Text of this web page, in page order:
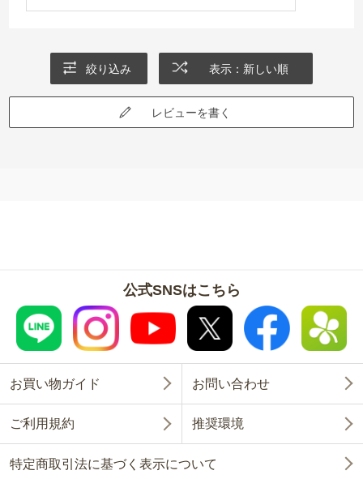
絞り込み 表示：新しい順
レビューを書く
公式SNSはこちら
お買い物ガイド お問い合わせ
ご利用規約 推奨環境
特定商取引法に基づく表示について